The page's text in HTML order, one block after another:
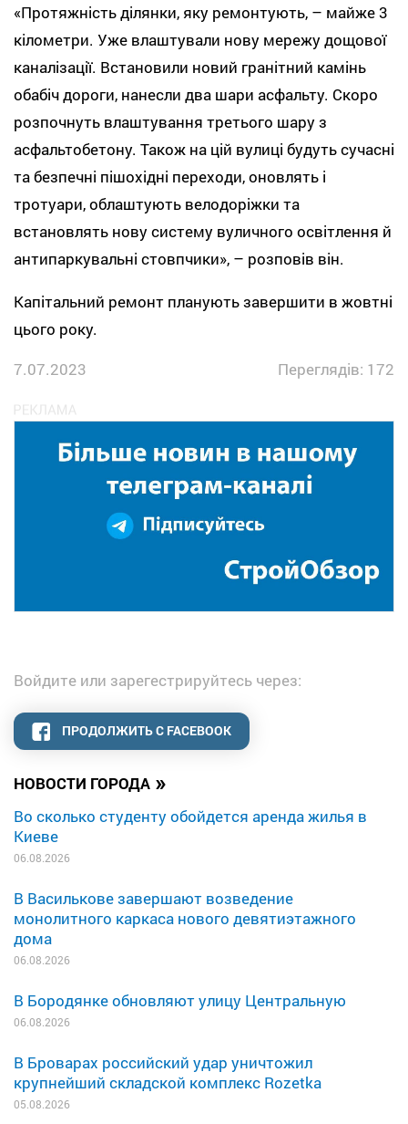
НОВОСТИ ГОРОДА »
Во сколько студенту обойдется аренда жилья в
Киеве
06.08.2026
В Василькове завершают возведение
монолитного каркаса нового девятиэтажного
дома
06.08.2026
В Бородянке обновляют улицу Центральную
06.08.2026
В Броварах российский удар уничтожил
крупнейший складской комплекс Rozetka
05.08.2026
«Протяжність ділянки, яку ремонтують, – майже 3
кілометри. Уже влаштували нову мережу дощової
каналізації. Встановили новий гранітний камінь
обабіч дороги, нанесли два шари асфальту. Скоро
розпочнуть влаштування третього шару з
асфальтобетону. Також на цій вулиці будуть сучасні
та безпечні пішохідні переходи, оновлять і
тротуари, облаштують велодоріжки та
встановлять нову систему вуличного освітлення й
антипаркувальні стовпчики», – розповів він.
Капітальний ремонт планують завершити в жовтні
цього року.
7.07.2023
Переглядів: 172
Войдите или зарегестрируйтесь через:
ПРОДОЛЖИТЬ С FACEBOOK